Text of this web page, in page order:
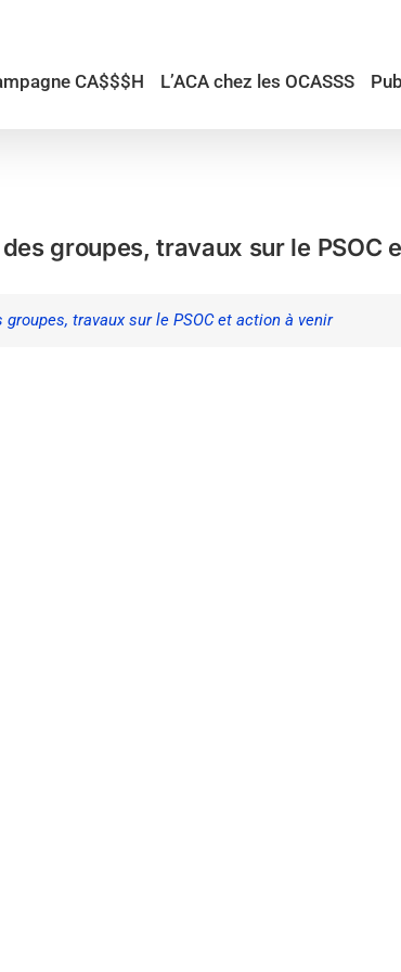
CA$$$H L’ACA chez les OCASSS
des groupes, travaux sur le PSOC
groupes, travaux sur le PSOC et action à venir